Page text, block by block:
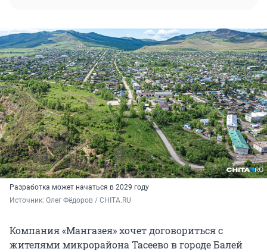
Разработка может начаться в 2029 году
Источник: Олег Фёдоров / CHITA.RU
Компания «Мангазея» хочет договориться с
жителями микрорайона Тасеево в городе Балей